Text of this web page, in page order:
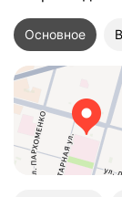
Основное